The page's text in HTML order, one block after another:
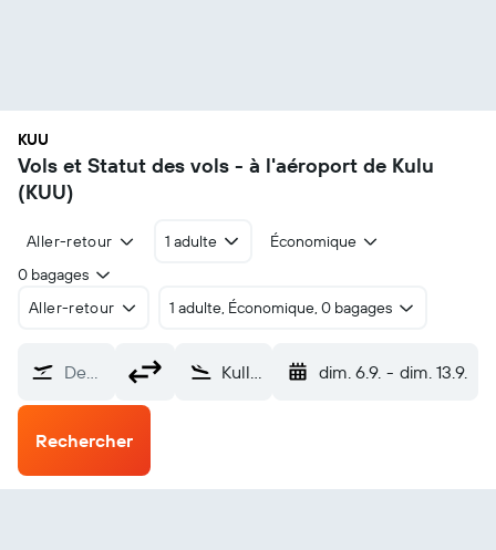
KUU
Vols et Statut des vols - à l'aéroport de Kulu
(KUU)
Aller-retour 1 adulte
Économique
0 bagages
Aller-retour
1 adulte, Économique, 0 bagages
De… Kullu Aéroport de Kulu (KUU) dim. 6.9. - dim. 13.9.
Rechercher